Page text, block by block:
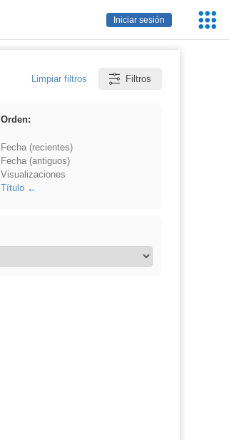
Iniciar sesión
Limpiar filtros Filtros
Orden:
Fecha (recientes)
Fecha (antiguos)
Visualizaciones
Título